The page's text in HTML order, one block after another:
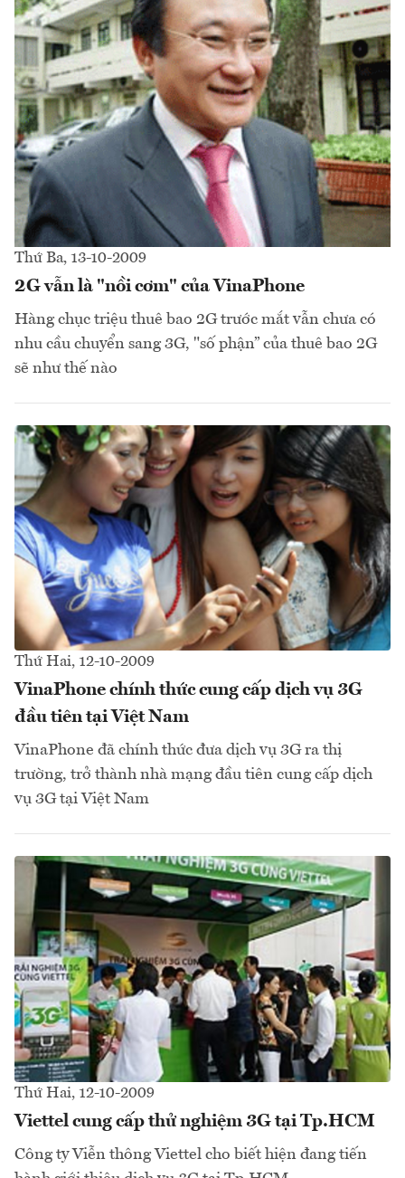
Thứ Ba, 13-10-2009
2G vẫn là "nồi cơm" của VinaPhone
Hàng chục triệu thuê bao 2G trước mắt vẫn chưa có
nhu cầu chuyển sang 3G, "số phận” của thuê bao 2G
sẽ như thế nào
Thứ Hai, 12-10-2009
VinaPhone chính thức cung cấp dịch vụ 3G
đầu tiên tại Việt Nam
VinaPhone đã chính thức đưa dịch vụ 3G ra thị
trường, trở thành nhà mạng đầu tiên cung cấp dịch
vụ 3G tại Việt Nam
Thứ Hai, 12-10-2009
Viettel cung cấp thử nghiệm 3G tại Tp.HCM
Công ty Viễn thông Viettel cho biết hiện đang tiến